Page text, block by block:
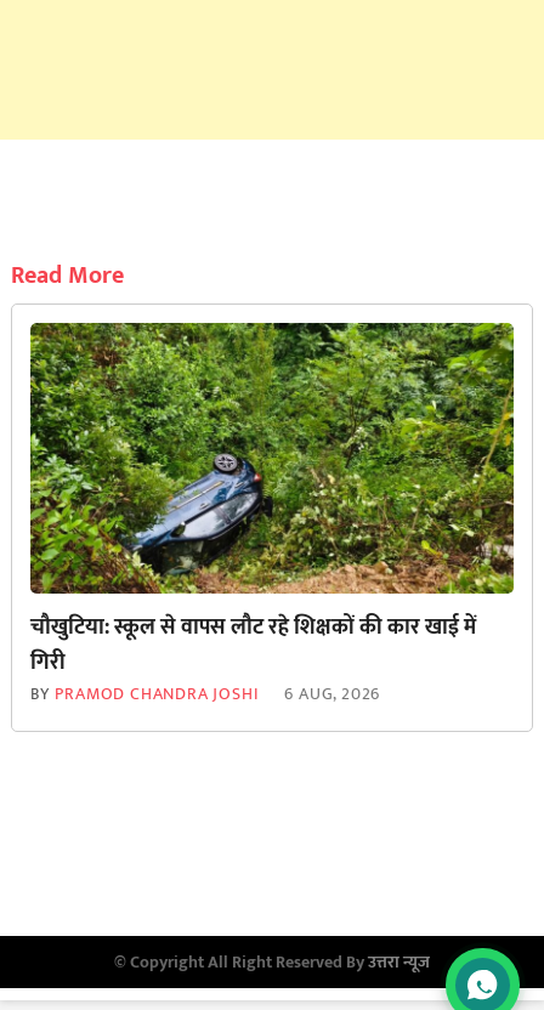
Read More
चौखुटिया: स्कूल से वापस लौट रहे शिक्षकों की कार खाई में
गिरी
BY PRAMOD CHANDRA JOSHI 6 AUG, 2026
© Copyright All Right Reserved Byउत्तरा न्यूज